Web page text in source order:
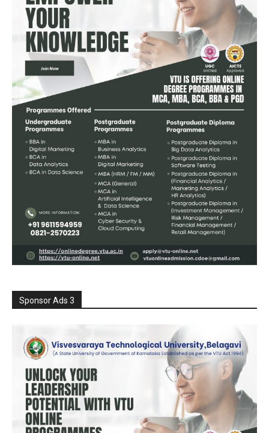
Sponsor Ads 3